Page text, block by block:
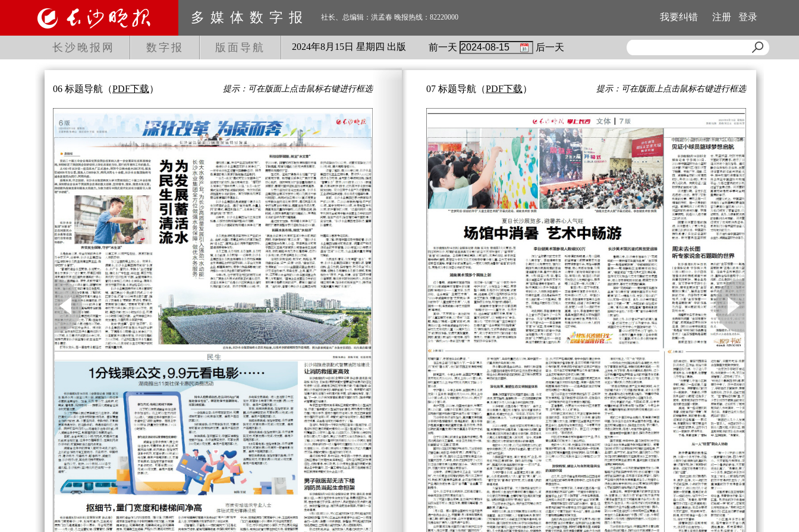
多媒体数字报 社长、总编辑：洪孟春 晚报热线：82220000 我要纠错 注册 登录
长沙晚报网 数字报 版面导航 2024年8月 15日 星期 四 出版 前一天 后一天
06 标题导航 （PDF下载） 提示：可在版面上点击鼠标右键进行框选 07 标题导航 （PDF下载） 提示：可在版面上点击鼠标右键进行框选